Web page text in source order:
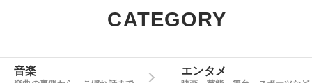
CATEGORY
音楽 エンタメ